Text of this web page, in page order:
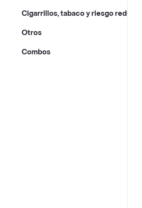
Cigarrillos, tabaco y riesgo reducido
Otros
Combos